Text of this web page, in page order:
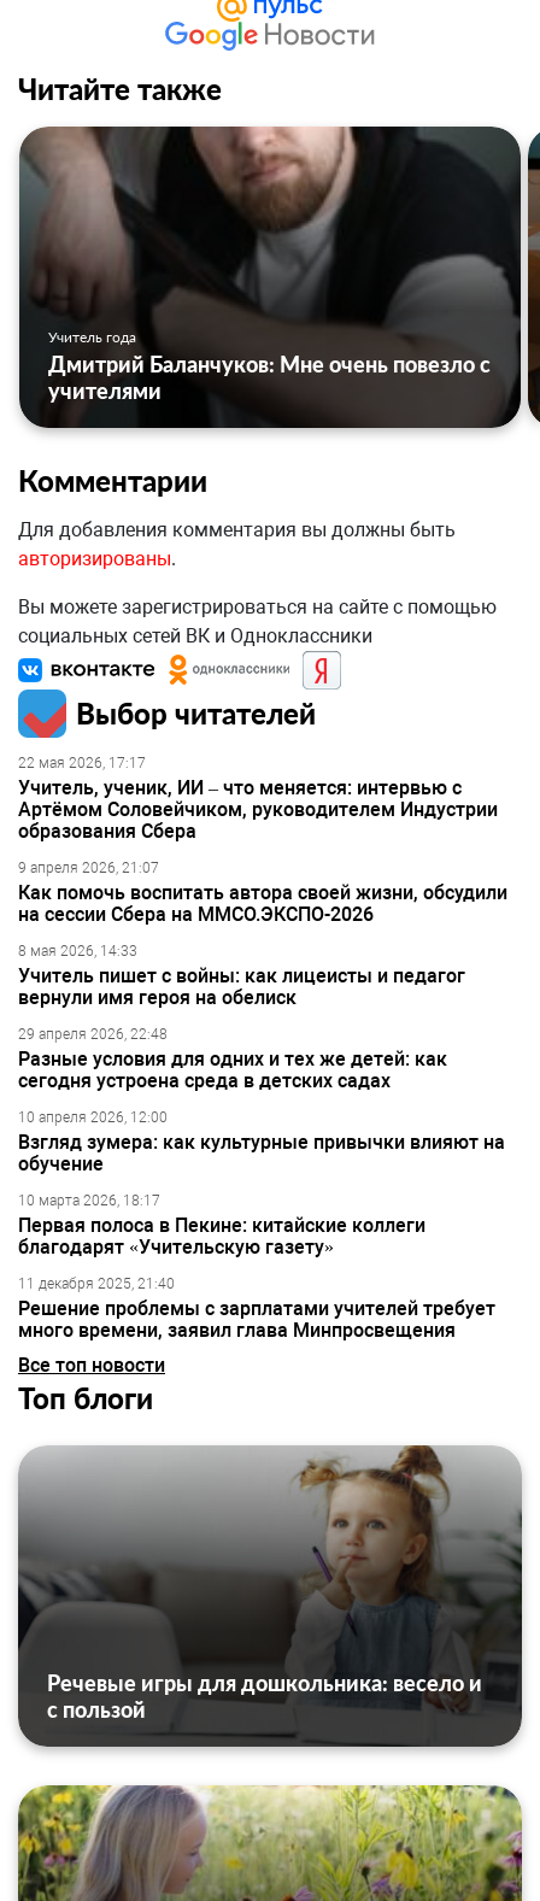
Читайте также
Учитель года
Дмитрий Баланчуков: Мне очень повезло с
учителями
Комментарии
Для добавления комментария вы должны быть
авторизированы.
Вы можете зарегистрироваться на сайте с помощью
социальных сетей ВК и Одноклассники
Выбор читателей
22 мая 2026, 17:17
Учитель, ученик, ИИ – что меняется: интервью с
Артёмом Соловейчиком, руководителем Индустрии
образования Сбера
9 апреля 2026, 21:07
Как помочь воспитать автора своей жизни, обсудили
на сессии Сбера на ММСО.ЭКСПО-2026
8 мая 2026, 14:33
Учитель пишет с войны: как лицеисты и педагог
вернули имя героя на обелиск
29 апреля 2026, 22:48
Разные условия для одних и тех же детей: как
сегодня устроена среда в детских садах
10 апреля 2026, 12:00
Взгляд зумера: как культурные привычки влияют на
обучение
10 марта 2026, 18:17
Первая полоса в Пекине: китайские коллеги
благодарят «Учительскую газету»
11 декабря 2025, 21:40
Решение проблемы с зарплатами учителей требует
много времени, заявил глава Минпросвещения
Все топ новости
Топ блоги
Речевые игры для дошкольника: весело и
с пользой